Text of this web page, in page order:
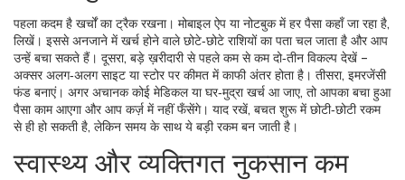
पहला कदम है खर्चों का ट्रैक रखना। मोबाइल ऐप या नोटबुक में हर पैसा कहाँ जा रहा है,
लिखें। इससे अनजाने में खर्च होने वाले छोटे‑छोटे राशियों का पता चल जाता है और आप
उन्हें बचा सकते हैं। दूसरा, बड़े ख़रीदारी से पहले कम से कम दो‑तीन विकल्प देखें –
अक्सर अलग‑अलग साइट या स्टोर पर कीमत में काफी अंतर होता है। तीसरा, इमरजेंसी
फंड बनाएं। अगर अचानक कोई मेडिकल या घर‑मुद्रा खर्च आ जाए, तो आपका बचा हुआ
पैसा काम आएगा और आप कर्ज़ में नहीं फँसेंगे। याद रखें, बचत शुरू में छोटी‑छोटी रकम
से ही हो सकती है, लेकिन समय के साथ ये बड़ी रकम बन जाती है।
स्वास्थ्य और व्यक्तिगत नुकसान कम